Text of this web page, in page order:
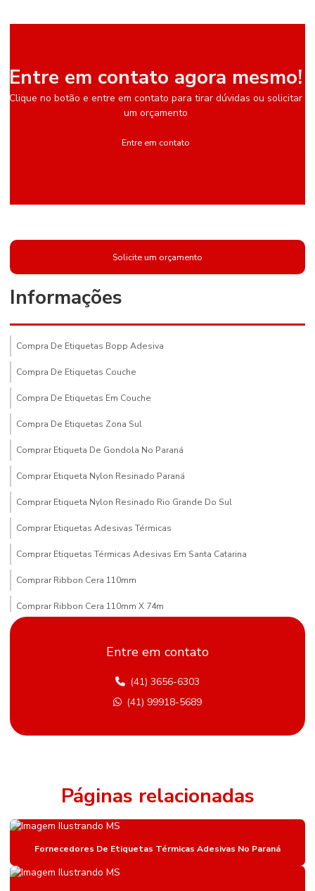
Entre em contato agora mesmo!
Clique no botão e entre em contato para tirar dúvidas ou solicitar
um orçamento
Entre em contato
Solicite um orçamento
Informações
Compra De Etiquetas Bopp Adesiva
Compra De Etiquetas Couche
Compra De Etiquetas Em Couche
Compra De Etiquetas Zona Sul
Comprar Etiqueta De Gondola No Paraná
Comprar Etiqueta Nylon Resinado Paraná
Comprar Etiqueta Nylon Resinado Rio Grande Do Sul
Comprar Etiquetas Adesivas Térmicas
Comprar Etiquetas Térmicas Adesivas Em Santa Catarina
Comprar Ribbon Cera 110mm
Comprar Ribbon Cera 110mm X 74m
Compras De Etiqueta De Gondola Em Minas Gerais
Comprimento Etiquetas Adesivas
Distribuidor De Etiqueta Nylon Resinado Mato Grosso Do Sul
Etiqueta Adesiva Hotmelt
Etiqueta Adesiva Para Sementes E Adubos
Etiqueta De Gondola Amarela
Entre em contato
(41) 3656-6303
(41) 99918-5689
Páginas relacionadas
Fornecedores De Etiquetas Térmicas Adesivas No Paraná